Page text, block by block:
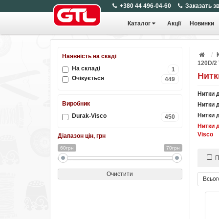
+380 44 496-04-60 Заказать
Каталог Акції Новинки
Наявність на скаді
1
На складі
449
Очікується
Виробник
450
Durak-Visco
Діапазон цін, грн
60грн 70грн
Очистити
120D/
Нитки
Нитки
Нитки
Нитки
Visco